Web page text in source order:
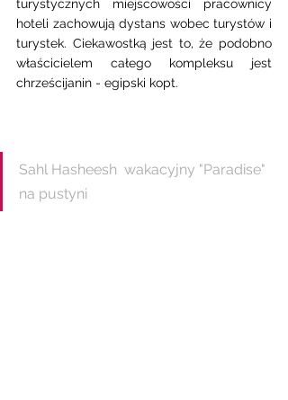
turystycznych miejscowości pracownicy
hoteli zachowują dystans wobec turystów i
turystek. Ciekawostką jest to, że podobno
właścicielem całego kompleksu jest
chrześcijanin - egipski kopt.
Sahl Hasheesh  wakacyjny "Paradise"
na pustyni